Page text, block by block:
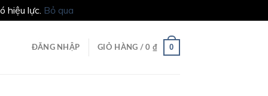
hiệu lực. Bỏ qua
ĐĂNG NHẬP GIỎ HÀNG /0 ₫ 0